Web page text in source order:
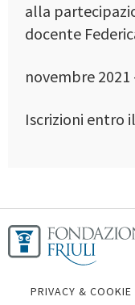
alla
docente
novembre 2021
Iscrizioni entro
PRIVACY & COOKIE